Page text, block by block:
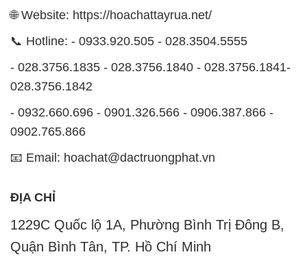
🌐 Website: https://hoachattayrua.net/
📞 Hotline: - 0933.920.505 - 028.3504.5555
- 028.3756.1835 - 028.3756.1840 - 028.3756.1841-
028.3756.1842
- 0932.660.696 - 0901.326.566 - 0906.387.866 -
0902.765.866
📧 Email: hoachat@dactruongphat.vn
ĐỊA CHỈ
1229C Quốc lộ 1A, Phường Bình Trị Đông B,
Quận Bình Tân, TP. Hồ Chí Minh